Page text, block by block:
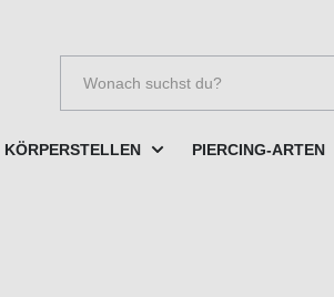
KÖRPERSTELLEN PIERCING-ARTEN